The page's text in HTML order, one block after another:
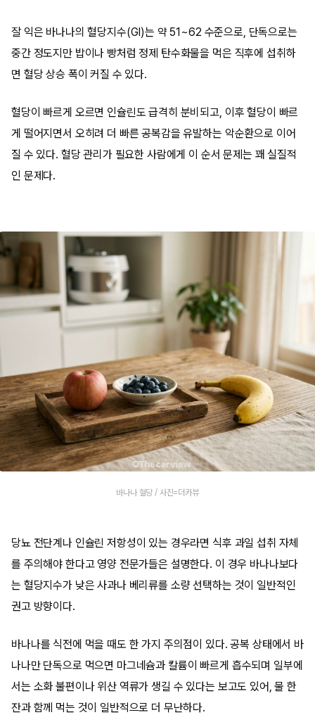
잘 익은 바나나의 혈당지수(GI)는 약 51~62 수준으로, 단독으로는
중간 정도지만 밥이나 빵처럼 정제 탄수화물을 먹은 직후에 섭취하
면 혈당 상승 폭이 커질 수 있다.
혈당이 빠르게 오르면 인슐린도 급격히 분비되고, 이후 혈당이 빠르
게 떨어지면서 오히려 더 빠른 공복감을 유발하는 악순환으로 이어
질 수 있다. 혈당 관리가 필요한 사람에게 이 순서 문제는 꽤 실질적
인 문제다.
바나나 혈당 / 사진=더카뷰
당뇨 전단계나 인슐린 저항성이 있는 경우라면 식후 과일 섭취 자체
를 주의해야 한다고 영양 전문가들은 설명한다. 이 경우 바나나보다
는 혈당지수가 낮은 사과나 베리류를 소량 선택하는 것이 일반적인
권고 방향이다.
바나나를 식전에 먹을 때도 한 가지 주의점이 있다. 공복 상태에서 바
나나만 단독으로 먹으면 마그네슘과 칼륨이 빠르게 흡수되며 일부에
서는 소화 불편이나 위산 역류가 생길 수 있다는 보고도 있어, 물 한
잔과 함께 먹는 것이 일반적으로 더 무난하다.